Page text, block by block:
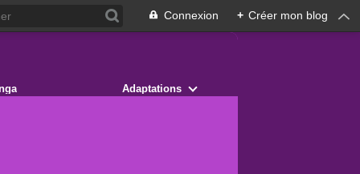
Connexion + Créer mon blog
Adaptations